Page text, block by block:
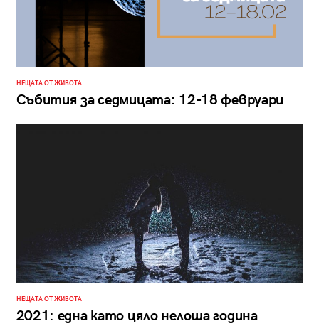
НЕЩАТА ОТ ЖИВОТА
Събития за седмицата: 12-18 февруари
НЕЩАТА ОТ ЖИВОТА
2021: една като цяло нелоша година